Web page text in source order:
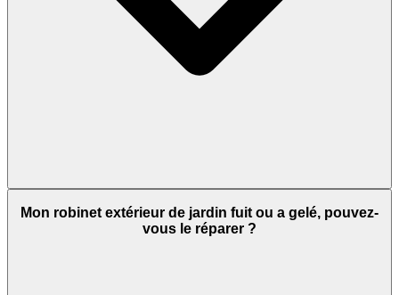
Mon robinet extérieur de jardin fuit ou a gelé, pouvez-
vous le réparer ?